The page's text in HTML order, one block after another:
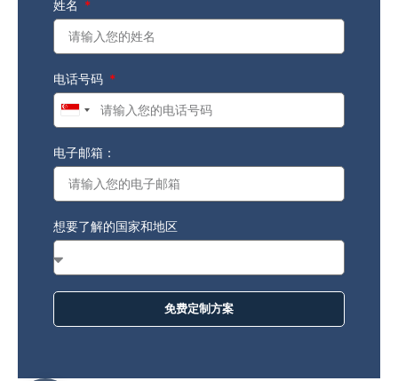
姓名
电话号码
Singapore
电子邮箱：
想要了解的国家和地区
免费定制方案